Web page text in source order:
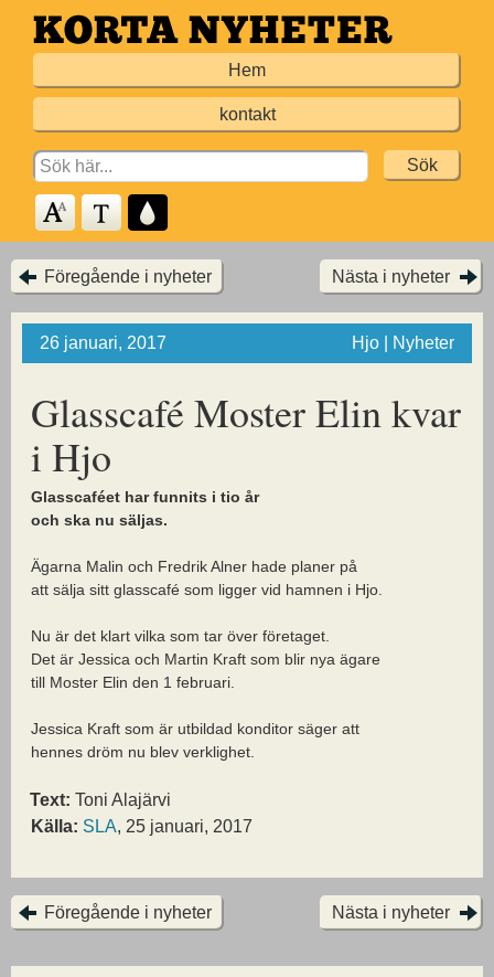
Hoppa
till
Hem
kontakt
Search
for:
Föregående i nyheter Nästa i nyheter
26 januari, 2017 Hjo | Nyheter
Glasscafé Moster Elin kvar
i Hjo
Glasscaféet har funnits i tio år
och ska nu säljas.
Ägarna Malin och Fredrik Alner hade planer på
att sälja sitt glasscafé som ligger vid hamnen i Hjo.
Nu är det klart vilka som tar över företaget.
Det är Jessica och Martin Kraft som blir nya ägare
till Moster Elin den 1 februari.
Jessica Kraft som är utbildad konditor säger att
hennes dröm nu blev verklighet.
Text: Toni Alajärvi
Källa: SLA, 25 januari, 2017
Föregående i nyheter Nästa i nyheter